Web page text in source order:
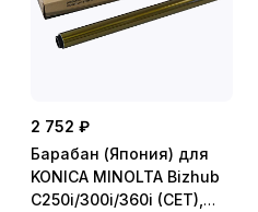
2 752 ₽
Барабан (Япония) для
KONICA MINOLTA Bizhub
C250i/300i/360i (CET),